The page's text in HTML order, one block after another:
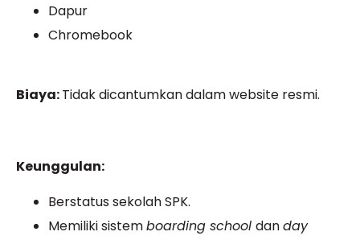
Dapur
Chromebook
Biaya:Tidak dicantumkan dalam website resmi.
Keunggulan:
Berstatus sekolah SPK.
Memiliki sistemboarding school danday